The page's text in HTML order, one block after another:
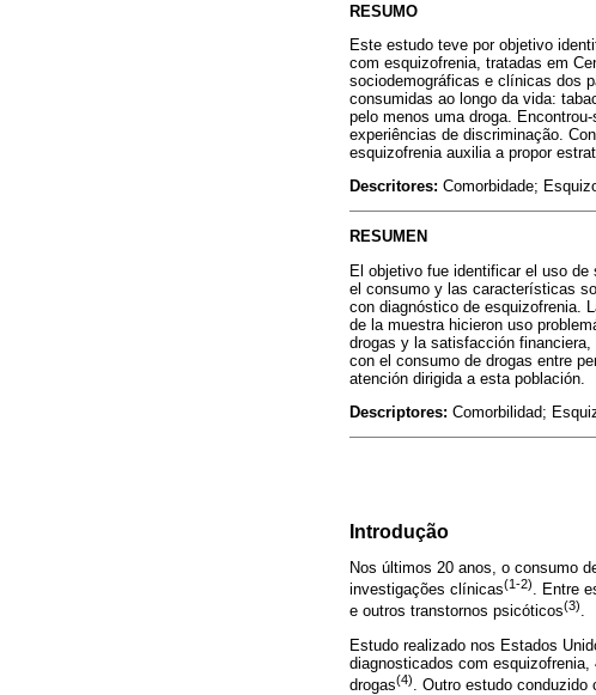
RESUMO
Este estudo teve por objetivo
com esquizofrenia, tratadas em
sociodemográficas e clínicas dos
consumidas ao longo da vida:
pelo menos uma droga.
experiências de discriminação.
esquizofrenia auxilia a propor
Descritores: Comorbidade;
RESUMEN
El objetivo fue identificar el uso
el consumo y las características
con diagnóstico de esquizofrenia.
de la muestra hicieron uso
drogas y la satisfacción
con el consumo de drogas entre
atención dirigida a esta población.
Descriptores: Comorbilidad;
Introdução
Nos últimos 20 anos, o consumo
investigações clínicas(1-2). Entre
e outros transtornos psicóticos(3).
Estudo realizado nos Estados
diagnosticados com
drogas(4)
. Outro estudo